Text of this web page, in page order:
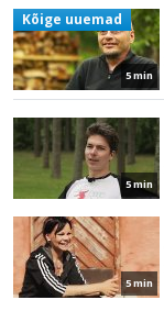
5 min
Kõige uuemad
5 min
5 min